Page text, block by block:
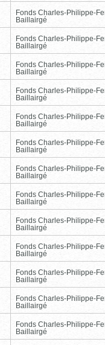
Fonds Charles-Philippe-
Baillairgé
Fonds Charles-Philippe-
Baillairgé
Fonds Charles-Philippe-
Baillairgé
Fonds Charles-Philippe-
Baillairgé
Fonds Charles-Philippe-
Baillairgé
Fonds Charles-Philippe-
Baillairgé
Fonds Charles-Philippe-
Baillairgé
Fonds Charles-Philippe-
Baillairgé
Fonds Charles-Philippe-
Baillairgé
Fonds Charles-Philippe-
Baillairgé
Fonds Charles-Philippe-
Baillairgé
Fonds Charles-Philippe-
Baillairgé
Fonds Charles-Philippe-
Baillairgé